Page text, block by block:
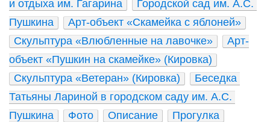
и отдыха им. Гагарина
Городской сад им. А.С.
Пушкина
Арт-объект «Скамейка с яблоней»
Скульптура «Влюбленные на лавочке»
Арт-
объект «Пушкин на скамейке» (Кировка)
Скульптура «Ветеран» (Кировка)
Беседка
Татьяны Лариной в городском саду им. А.С.
Пушкина
Фото Описание Прогулка